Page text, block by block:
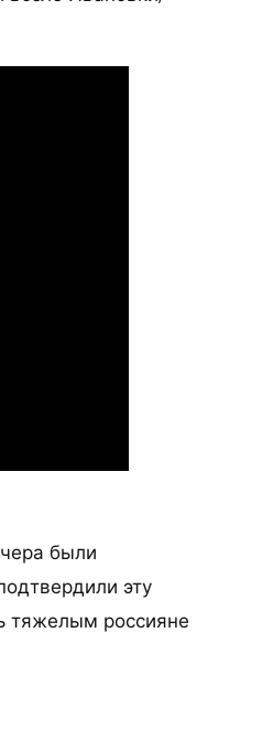
были
эту
тяжелым россияне